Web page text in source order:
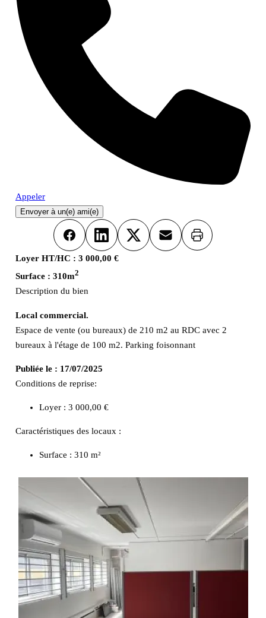
Appeler
Envoyer à un(e) ami(e)
FacebookLinkedInX Email Imprimer
Loyer HT/HC : 3 000,00 €
Surface : 310m2
Description du bien
Local commercial.
Espace de vente (ou bureaux) de 210 m2 au RDC avec 2
bureaux à l'étage de 100 m2. Parking foisonnant
Publiée le : 17/07/2025
Conditions de reprise:
Loyer : 3 000,00 €
Caractéristiques des locaux :
Surface : 310 m²